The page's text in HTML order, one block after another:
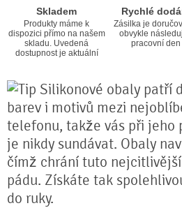
Skladem
Produkty máme k
dispozici přímo na našem
skladu. Uvedená
dostupnost je aktuální
Rychlé
Zásilka je
obvykle
pracovní den
Silikonové obaly patří
barev i motivů mezi
telefonu, takže vás při jeho
je nikdy sundávat. Obaly
čímž chrání tuto
pádu. Získáte tak
do ruky.